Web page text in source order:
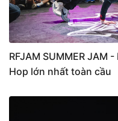
RFJAM SUMMER
Hop lớn nhất toàn cầu